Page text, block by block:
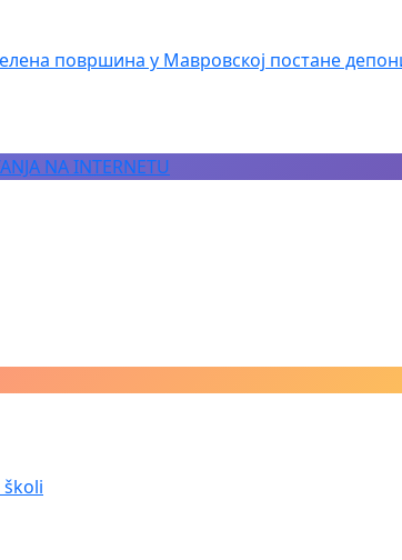
површина у Мавровској постане
NA INTERNETU